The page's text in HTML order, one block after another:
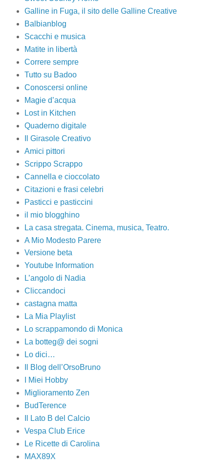
Galline in Fuga, il sito delle Galline Creative
Balbianblog
Scacchi e musica
Matite in libertà
Correre sempre
Tutto su Badoo
Conoscersi online
Magie d’acqua
Lost in Kitchen
Quaderno digitale
Il Girasole Creativo
Amici pittori
Scrippo Scrappo
Cannella e cioccolato
Citazioni e frasi celebri
Pasticci e pasticcini
il mio blogghino
La casa stregata. Cinema, musica, Teatro.
A Mio Modesto Parere
Versione beta
Youtube Information
L’angolo di Nadia
Cliccandoci
castagna matta
La Mia Playlist
Lo scrappamondo di Monica
La botteg@ dei sogni
Lo dici…
Il Blog dell’OrsoBruno
I Miei Hobby
Miglioramento Zen
BudTerence
Il Lato B del Calcio
Vespa Club Erice
Le Ricette di Carolina
MAX89X